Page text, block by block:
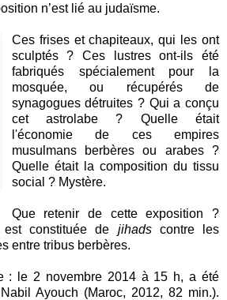
n’est lié au judaïsme.
Ces frises et chapiteaux, qui les ont
sculptés ? Ces lustres ont-ils été
fabriqués spécialement pour la
mosquée, ou récupérés de
synagogues détruites ? Qui a conçu
cet astrolabe ? Quelle était
l'économie de ces empires
musulmans berbères ou arabes ?
Quelle était la composition du tissu
social ? Mystère.
Que retenir de cette exposition ?
est constituée de jihads contre les
entre tribus berbères.
: le 2 novembre 2014 à 15 h, a été
Ayouch (Maroc, 2012, 82 min.).